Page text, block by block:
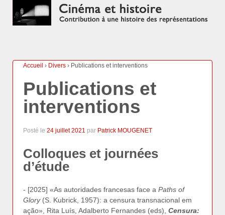
Accueil › Divers › Publications et interventions
Publications et
interventions
Posté le 24 juillet 2021 par Patrick MOUGENET
Colloques et journées
d’étude
- [2025] «As autoridades francesas face a Paths of
Glory (S. Kubrick, 1957): a censura transnacional em
ação», Rita Luís, Adalberto Fernandes (eds), Censura: